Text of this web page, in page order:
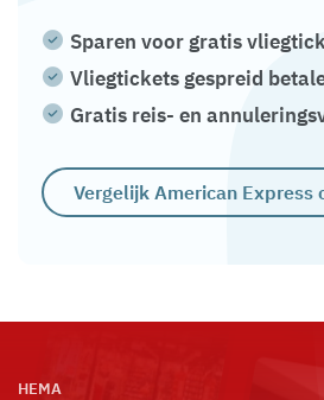
Sparen voor gratis
Vliegtickets gespreid
Gratis reis- en
Vergelijk American Express
HEMA